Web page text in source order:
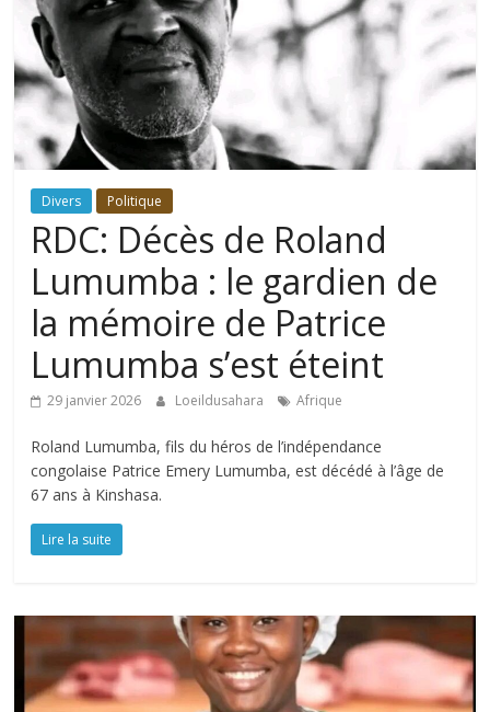
Divers Politique
RDC: Décès de Roland
Lumumba : le gardien de
la mémoire de Patrice
Lumumba s’est éteint
29 janvier 2026 Loeildusahara Afrique
Roland Lumumba, fils du héros de l’indépendance
congolaise Patrice Emery Lumumba, est décédé à l’âge de
67 ans à Kinshasa.
Lire la suite